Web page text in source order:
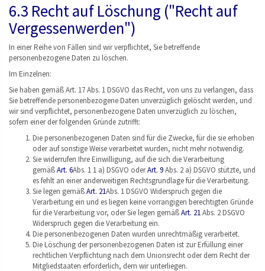
6.3 Recht auf Löschung ("Recht auf
Vergessenwerden")
In einer Reihe von Fällen sind wir verpflichtet, Sie betreffende
personenbezogene Daten zu löschen.
Im Einzelnen:
Sie haben gemäß Art. 17 Abs. 1 DSGVO das Recht, von uns zu verlangen, dass
Sie betreffende personenbezogene Daten unverzüglich gelöscht werden, und
wir sind verpflichtet, personenbezogene Daten unverzüglich zu löschen,
sofern einer der folgenden Gründe zutrifft:
Die personenbezogenen Daten sind für die Zwecke, für die sie erhoben
oder auf sonstige Weise verarbeitet wurden, nicht mehr notwendig.
Sie widerrufen Ihre Einwilligung, auf die sich die Verarbeitung
gemäßArt. 6Abs. 1 1 a) DSGVO oderArt. 9Abs. 2 a) DSGVO stützte, und
es fehlt an einer anderweitigen Rechtsgrundlage für die Verarbeitung.
Sie legen gemäßArt. 21Abs. 1 DSGVO Widerspruch gegen die
Verarbeitung ein und es liegen keine vorrangigen berechtigten Gründe
für die Verarbeitung vor, oder Sie legen gemäßArt. 21Abs. 2 DSGVO
Widerspruch gegen die Verarbeitung ein.
Die personenbezogenen Daten wurden unrechtmäßig verarbeitet.
Die Löschung der personenbezogenen Daten ist zur Erfüllung einer
rechtlichen Verpflichtung nach dem Unionsrecht oder dem Recht der
Mitgliedstaaten erforderlich, dem wir unterliegen.